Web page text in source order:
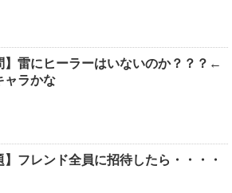
】雷にヒーラーはいないのか？？？←
ャラかな
】フレンド全員に招待したら・・・・